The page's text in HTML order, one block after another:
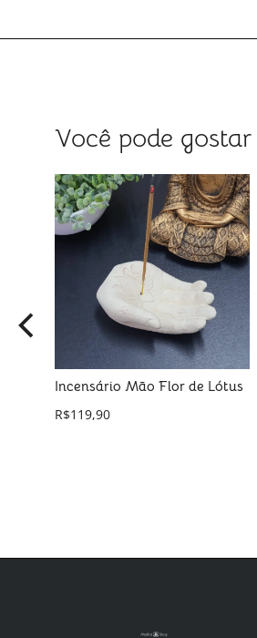
Você pode gostar
Incensário Mão Flor de Lótus
R$119,90